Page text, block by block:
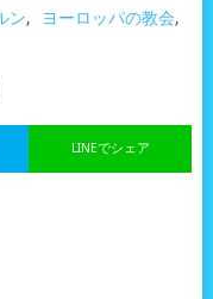
ン, ヨーロッパの教会,
LINEでシェア